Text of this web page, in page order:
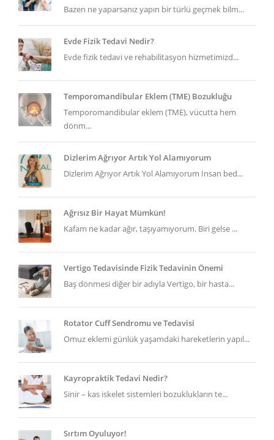
Bazen ne yaparsanız yapın bir türlü geçmek bilm...
Evde Fizik Tedavi Nedir?
Evde fizik tedavi ve rehabilitasyon hizmetimizd...
Temporomandibular Eklem (TME) Bozukluğu
Temporomandibular eklem (TME), vücutta hem
dönm...
Dizlerim Ağrıyor Artık Yol Alamıyorum
Dizlerim Ağrıyor Artık Yol Alamıyorum İnsan bed...
Ağrısız Bir Hayat Mümkün!
Kafam ne kadar ağır, taşıyamıyorum. Biri gelse ...
Vertigo Tedavisinde Fizik Tedavinin Önemi
Baş dönmesi diğer bir adıyla Vertigo, bir hasta...
Rotator Cuff Sendromu ve Tedavisi
Omuz eklemi günlük yaşamdaki hareketlerin yapıl...
Kayropraktik Tedavi Nedir?
Sinir – kas iskelet sistemleri bozuklukların te...
Sırtım Oyuluyor!